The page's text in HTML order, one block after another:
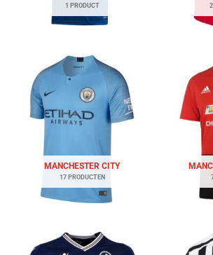
1 PRODUCT
MANCHESTER CITY
17 PRODUCTEN